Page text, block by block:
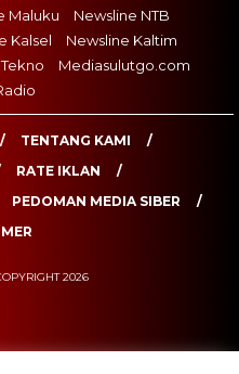
Maluku
Newsline NTB
Kalsel
Newsline Kaltim
Mediasulutgo.com
TENTANG KAMI
RATE IKLAN
PEDOMAN MEDIA SIBER
2026